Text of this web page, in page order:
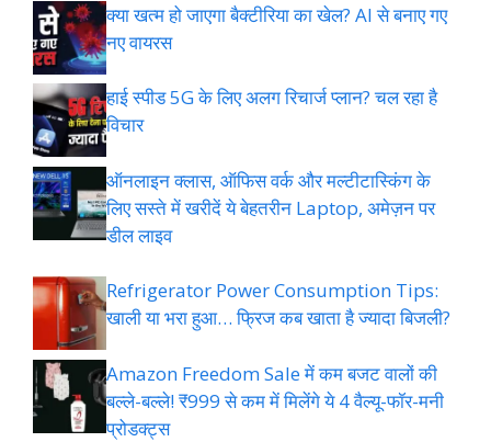
क्या खत्म हो जाएगा बैक्टीरिया का खेल? AI से बनाए गए
नए वायरस
हाई स्पीड 5G के लिए अलग रिचार्ज प्लान? चल रहा है
विचार
ऑनलाइन क्लास, ऑफिस वर्क और मल्टीटास्किंग के
लिए सस्ते में खरीदें ये बेहतरीन Laptop, अमेज़न पर
डील लाइव
Refrigerator Power Consumption Tips:
खाली या भरा हुआ… फ्रिज कब खाता है ज्यादा बिजली?
Amazon Freedom Sale में कम बजट वालों की
बल्ले-बल्ले! ₹999 से कम में मिलेंगे ये 4 वैल्यू-फॉर-मनी
प्रोडक्ट्स